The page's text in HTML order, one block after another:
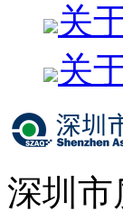
关
关
深圳市